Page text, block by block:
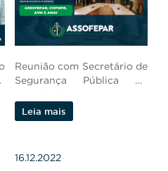
Reunião com Secretário de
Segurança Pública do
Estado do Paraná.
Leia mais
16.12.2022